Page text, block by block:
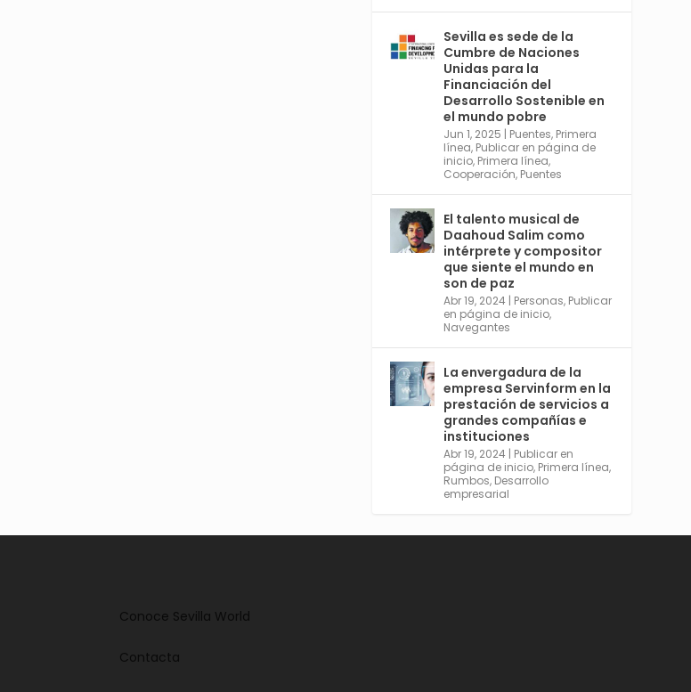
Avata
r
Sevilla World
@worldsevilla · 1 Sep 2024
La temporada de congresos
científicos comienza en
Sevilla este lunes 2 con la
Conferencia Internacional
sobre Catálisis, y con el
Congreso de Parasitología.
Del día 3 al 6, Congreso de
Metodología de Ciencias
Sociales y la Salud; y los días
5 y 6 Jornadas de Economía
Industrial.
4
1
Avata
r
@worldsevilla ·
21 May 2024
Conoce a @mvbim, la
empresa sevillana que ha
sido pionera en España en el
uso de la tecnología BIM
para digitalizar e
industrializar la arquitectura
dimensión internacional en
Sevilla es sede de la
Cumbre de Naciones
Unidas para la
Financiación del
Desarrollo Sostenible en
el mundo pobre
Jun 1, 2025 | Puentes, Primera
línea, Publicar en página de
inicio, Primera línea,
Cooperación, Puentes
El talento musical de
Daahoud Salim como
intérprete y compositor
que siente el mundo en
son de paz
Abr 19, 2024 | Personas, Publicar
en página de inicio,
Navegantes
La envergadura de la
empresa Servinform en la
prestación de servicios a
grandes compañías e
instituciones
Abr 19, 2024 | Publicar en
página de inicio, Primera línea,
Rumbos, Desarrollo
empresarial
Conoce Sevilla World
Contacta